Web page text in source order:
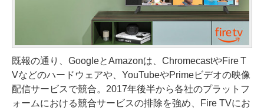
既報の通り、GoogleとAmazonは、ChromecastやFire T
Vなどのハードウェアや、YouTubeやPrimeビデオの映像
配信サービスで競合。2017年後半から各社のプラットフ
ォームにおける競合サービスの排除を強め、Fire TVにお